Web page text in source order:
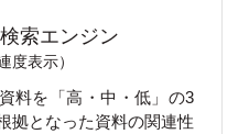
索エンジン
度表示）
料を「高・中・低」の3
拠となった資料の関連性